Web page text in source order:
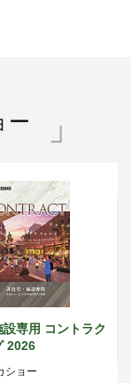
ー
専用 コントラク
2026
ショー